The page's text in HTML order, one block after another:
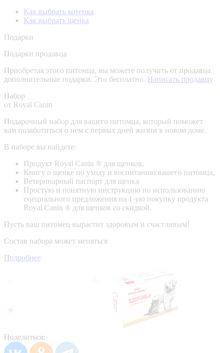
Как выбрать котенка
Как выбрать щенка
Подарки
Подарки продавца
Приобретая этого питомца, вы можете получить от продавца
дополнительные подарки. Это бесплатно. Написать продавцу
Набор
от Royal Canin
Подарочный набор для вашего питомца, который поможет
вам позаботиться о нем с первых дней жизни в новом доме.
В наборе вы найдете:
Продукт Royal Canin ® для щенков,
Книгу о щенке по уходу и воспитанию вашего питомца,
Ветеринарный паспорт для щенка
Простую и понятную инструкцию по использованию
специального предложения на 1-ую покупку продукта
Royal Canin ® для щенков со скидкой.
Пусть ваш питомец вырастит здоровым и счастливым!
Состав набора может меняться
Подробнее
Поделиться: